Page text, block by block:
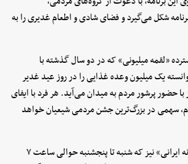
شکل می‌گیرد و فضای شادی و اطعام غدیری را به
«لقمه میلیونی» که در دو سال گذشته با
یک میلیون وعده غذایی را در روز عید غدیر
حضور پرشور مردم به میدان می‌آید. هر فرد با ایفای
سهمی در بزرگ‌ترین جشن مردمی شیعیان خواهد
برنامه صبحگاهی «صبحانه ایرانی» نیز که شنبه تا پنجشنبه حوالی ساعت ۷